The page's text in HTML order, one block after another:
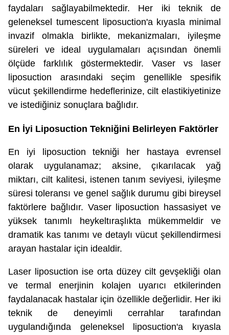
faydaları sağlayabilmektedir. Her iki teknik de
geleneksel tumescent liposuction'a kıyasla minimal
invazif olmakla birlikte, mekanizmaları, iyileşme
süreleri ve ideal uygulamaları açısından önemli
ölçüde farklılık göstermektedir. Vaser vs laser
liposuction arasındaki seçim genellikle spesifik
vücut şekillendirme hedeflerinize, cilt elastikiyetinize
ve istediğiniz sonuçlara bağlıdır.
En İyi Liposuction Tekniğini Belirleyen Faktörler
En iyi liposuction tekniği her hastaya evrensel
olarak uygulanamaz; aksine, çıkarılacak yağ
miktarı, cilt kalitesi, istenen tanım seviyesi, iyileşme
süresi toleransı ve genel sağlık durumu gibi bireysel
faktörlere bağlıdır. Vaser liposuction hassasiyet ve
yüksek tanımlı heykeltıraşlıkta mükemmeldir ve
dramatik kas tanımı ve detaylı vücut şekillendirmesi
arayan hastalar için idealdir.
Laser liposuction ise orta düzey cilt gevşekliği olan
ve termal enerjinin kolajen uyarıcı etkilerinden
faydalanacak hastalar için özellikle değerlidir. Her iki
teknik de deneyimli cerrahlar tarafından
uygulandığında geleneksel liposuction'a kıyasla